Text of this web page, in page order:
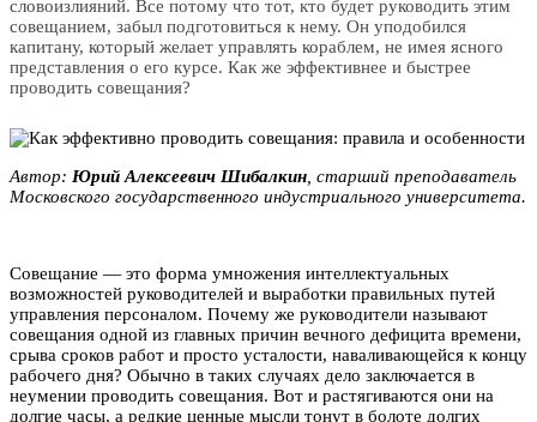
словоизлияний. Все потому что тот, кто будет руководить этим
совещанием, забыл подготовиться к нему. Он уподобился
капитану, который желает управлять кораблем, не имея ясного
представления о его курсе. Как же эффективнее и быстрее
проводить совещания?
Автор: Юрий Алексеевич Шибалкин, старший преподаватель
Московского государственного индустриального университета.
Совещание — это форма умножения интеллектуальных
возможностей руководителей и выработки правильных путей
управления персоналом. Почему же руководители называют
совещания одной из главных причин вечного дефицита времени,
срыва сроков работ и просто усталости, наваливающейся к концу
рабочего дня? Обычно в таких случаях дело заключается в
неумении проводить совещания. Вот и растягиваются они на
долгие часы, а редкие ценные мысли тонут в болоте долгих